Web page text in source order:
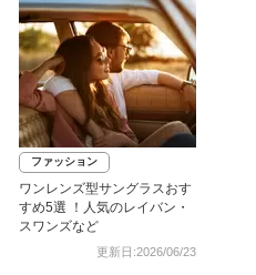
ファッション
ワンレンズ型サングラスおす
すめ5選 ！人気のレイバン・
スワンズなど
更新日:2026/06/23